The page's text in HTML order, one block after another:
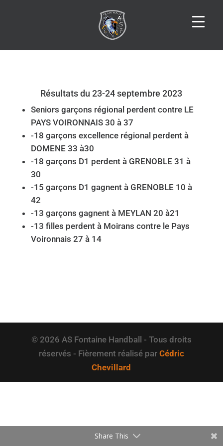
Résultats du 23-24 septembre 2023
Seniors garçons régional perdent contre LE
PAYS VOIRONNAIS 30 à 37
-18 garçons excellence régional perdent à
DOMENE 33 à30
-18 garçons D1 perdent à GRENOBLE 31 à
30
-15 garçons D1 gagnent à GRENOBLE 10 à
42
-13 garçons gagnent à MEYLAN 20 à21
-13 filles perdent à Moirans contre le Pays
Voironnais 27 à 14
© 2026 AS Fontaine Handball - Tous droits
réservés - Fièrement réalisé par Cédric
Chevillard
Share This